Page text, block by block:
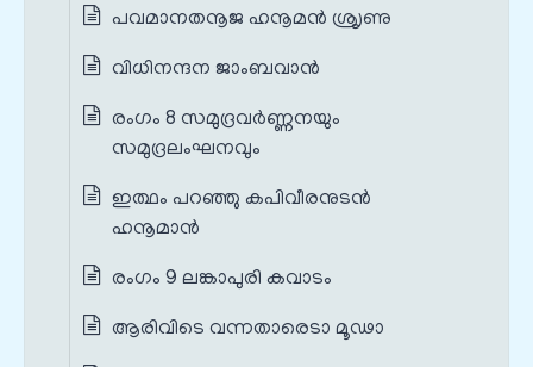
പവമാനതനൂജ ഹനൂമന്‍ ശ്രൃണു
വിധിനന്ദന ജാംബവാന്‍
രംഗം 8 സമുദ്രവർണ്ണനയും
സമുദ്രലംഘനവും
ഇത്ഥം പറഞ്ഞു കപിവീരനുടന്‍
ഹനൂമാന്‍
രംഗം 9 ലങ്കാപുരി കവാടം
ആരിവിടെ വന്നതാരെടാ മൂഢാ